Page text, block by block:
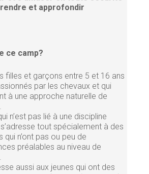
et approfondir
ce camp?
filles et garçons entre 5 et 16 ans
par les chevaux et qui
à une approche naturelle de
n’est pas lié à une discipline
tout spécialement à des
qui n’ont pas ou peu de
préalables au niveau de
aussi aux jeunes qui ont des